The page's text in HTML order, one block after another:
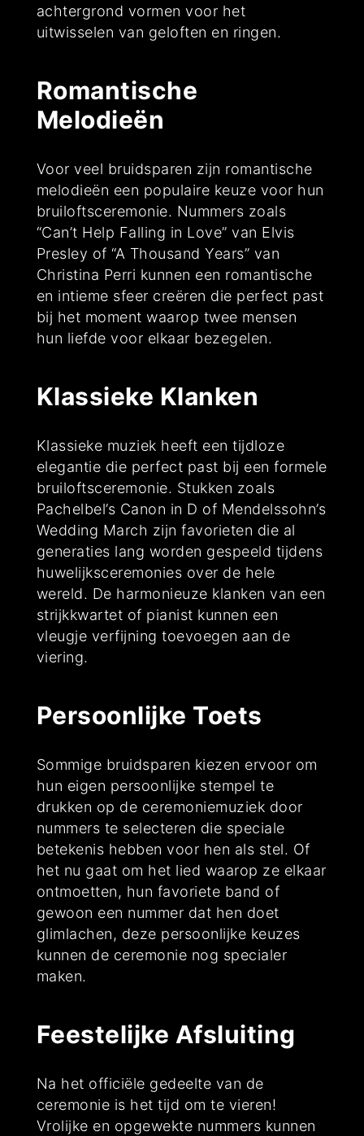
achtergrond vormen voor het
uitwisselen van geloften en ringen.
Romantische
Melodieën
Voor veel bruidsparen zijn romantische
melodieën een populaire keuze voor hun
bruiloftsceremonie. Nummers zoals
“Can’t Help Falling in Love” van Elvis
Presley of “A Thousand Years” van
Christina Perri kunnen een romantische
en intieme sfeer creëren die perfect past
bij het moment waarop twee mensen
hun liefde voor elkaar bezegelen.
Klassieke Klanken
Klassieke muziek heeft een tijdloze
elegantie die perfect past bij een formele
bruiloftsceremonie. Stukken zoals
Pachelbel’s Canon in D of Mendelssohn’s
Wedding March zijn favorieten die al
generaties lang worden gespeeld tijdens
huwelijksceremonies over de hele
wereld. De harmonieuze klanken van een
strijkkwartet of pianist kunnen een
vleugje verfijning toevoegen aan de
viering.
Persoonlijke Toets
Sommige bruidsparen kiezen ervoor om
hun eigen persoonlijke stempel te
drukken op de ceremoniemuziek door
nummers te selecteren die speciale
betekenis hebben voor hen als stel. Of
het nu gaat om het lied waarop ze elkaar
ontmoetten, hun favoriete band of
gewoon een nummer dat hen doet
glimlachen, deze persoonlijke keuzes
kunnen de ceremonie nog specialer
maken.
Feestelijke Afsluiting
Na het officiële gedeelte van de
ceremonie is het tijd om te vieren!
Vrolijke en opgewekte nummers kunnen